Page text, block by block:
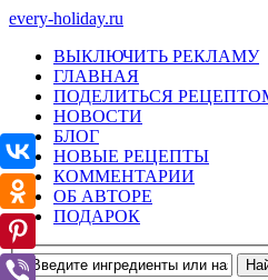
every-holiday.ru
ВЫКЛЮЧИТЬ РЕКЛАМУ
ГЛАВНАЯ
ПОДЕЛИТЬСЯ
НОВОСТИ
БЛОГ
НОВЫЕ РЕЦЕПТЫ
КОММЕНТАРИИ
ОБ АВТОРЕ
ПОДАРОК